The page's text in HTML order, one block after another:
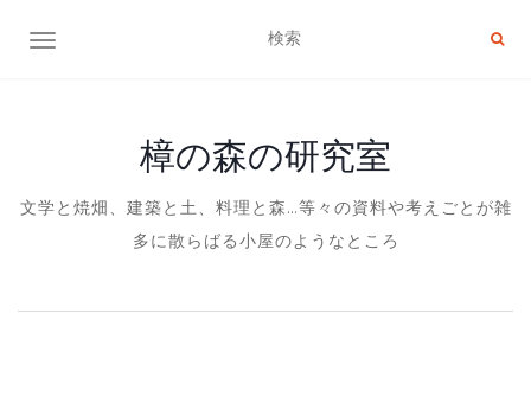
ナビゲーション切り替え
樟の森の研究室
文学と焼畑、建築と土、料理と森…等々の資料や考えごとが雑
多に散らばる小屋のようなところ